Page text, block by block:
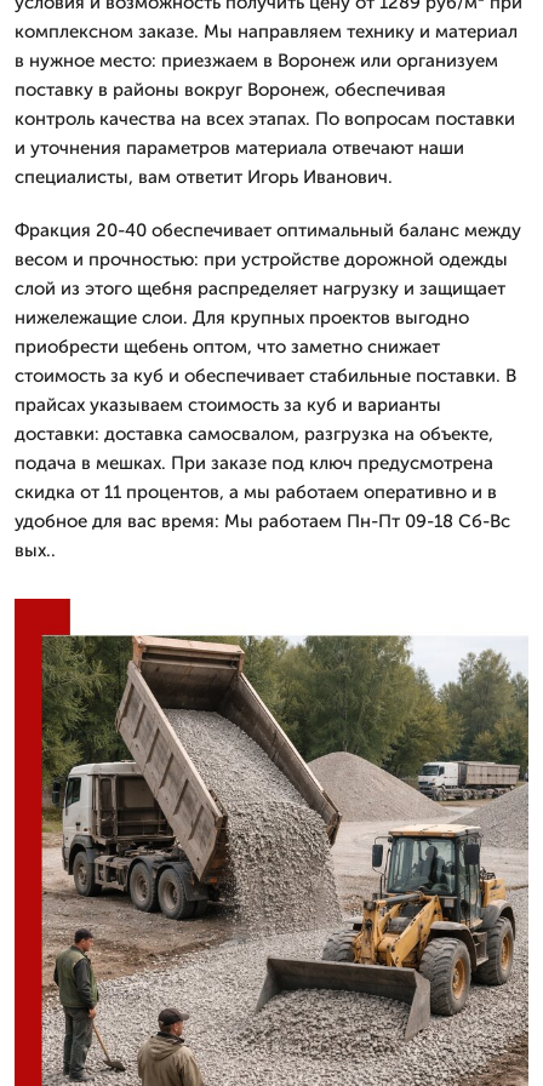
комплексном заказе. Мы направляем технику и материал
в нужное место: приезжаем в Воронеж или организуем
поставку в районы вокруг Воронеж, обеспечивая
контроль качества на всех этапах. По вопросам поставки
и уточнения параметров материала отвечают наши
специалисты, вам ответит Игорь Иванович.
Фракция 20-40 обеспечивает оптимальный баланс между
весом и прочностью: при устройстве дорожной одежды
слой из этого щебня распределяет нагрузку и защищает
нижележащие слои. Для крупных проектов выгодно
приобрести щебень оптом, что заметно снижает
стоимость за куб и обеспечивает стабильные поставки. В
прайсах указываем стоимость за куб и варианты
доставки: доставка самосвалом, разгрузка на объекте,
подача в мешках. При заказе под ключ предусмотрена
скидка от 11 процентов, а мы работаем оперативно и в
удобное для вас время: Мы работаем Пн-Пт 09-18 Сб-Вс
вых..